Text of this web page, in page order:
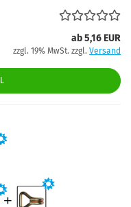
ab 5,16 EUR
zzgl. 19% MwSt. zzgl. Versand